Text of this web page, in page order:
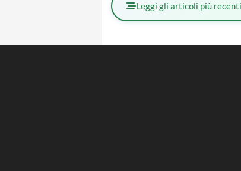
Leggi gli articoli più